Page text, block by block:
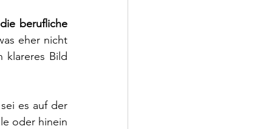
berufliche
eher nicht
klareres Bild
es auf der
oder hinein